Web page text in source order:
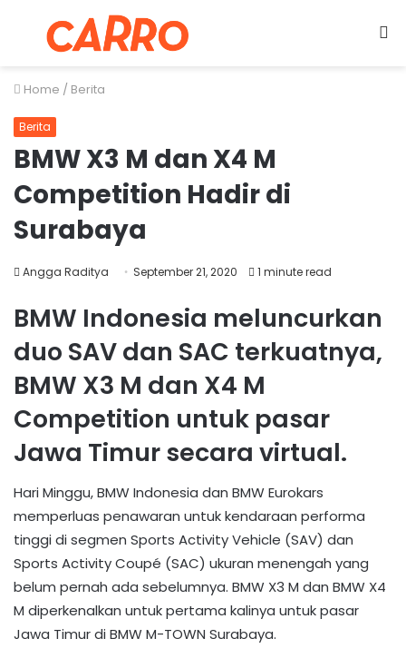
Menu
Home / Berita
Berita
BMW X3 M dan X4 M
Competition Hadir di
Surabaya
Angga Raditya September 21, 2020 1 minute read
BMW Indonesia meluncurkan
duo SAV dan SAC terkuatnya,
BMW X3 M dan X4 M
Competition untuk pasar
Jawa Timur secara virtual.
Hari Minggu, BMW Indonesia dan BMW Eurokars
memperluas penawaran untuk kendaraan performa
tinggi di segmen Sports Activity Vehicle (SAV) dan
Sports Activity Coupé (SAC) ukuran menengah yang
belum pernah ada sebelumnya. BMW X3 M dan BMW X4
M diperkenalkan untuk pertama kalinya untuk pasar
Jawa Timurdi BMW M-TOWN Surabaya.